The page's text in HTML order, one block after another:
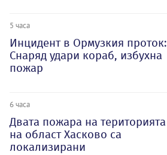
5 часа
Инцидент в Ормузкия проток:
Снаряд удари кораб, избухна
пожар
6 часа
Двата пожара на територията
на област Хасково са
локализирани